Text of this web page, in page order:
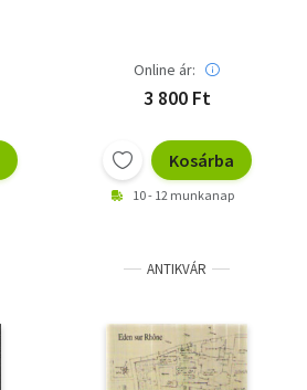
Online ár:
3 800 Ft
Kosárba
10 - 12 munkanap
ANTIKVÁR